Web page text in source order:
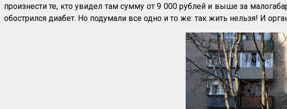
произнести те, кто увидел там сумму от 9 000 рублей и выше за
обострился диабет. Но подумали все одно и то же: так жить нельзя! И